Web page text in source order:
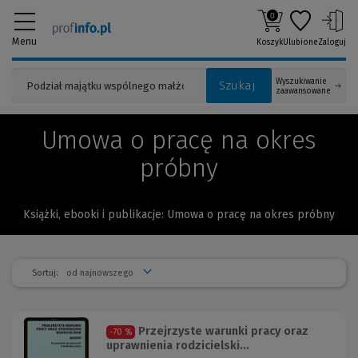
Menu
Szukaj
Wyszukiwanie
zaawansowane
0
KoszykUlubioneZaloguj
Umowa o pracę na okres
próbny
Książki, ebooki i publikacje: Umowa o pracę na okres próbny
Sortuj:
-70 %
Przejrzyste warunki pracy oraz
uprawnienia rodzicielski...